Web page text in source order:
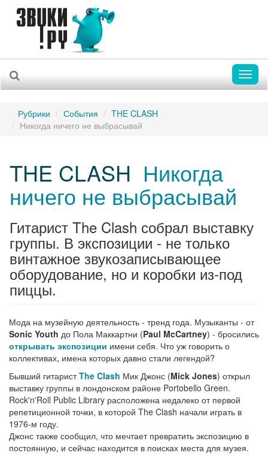
Рубрики События
THE CLASH
Никогда ничего не выбрасывай
THE CLASH Никогда
ничего не выбрасывай
Гитарист The Clash собрал выставку
группы. В экспозиции - не только
винтажное звукозаписывающее
оборудование, но и коробки из-под
пиццы.
Мода на музейную деятельность - тренд года. Музыканты - от
Sonic Youth до Пола Маккартни (Paul McCartney) - бросились
открывать экспозиции имени себя. Что уж говорить о
коллективах, имена которых давно стали легендой?
Бывший гитаристThe Clash Мик Джонс (Mick Jones) открыл
выставку группы в лондонском районе Portobello Green.
Rock'n'Roll Public Library расположена недалеко от первой
репетиционной точки, в которой The Clash начали играть в
1976-м году.
Джонс также сообщил, что мечтает превратить экспозицию в
постоянную, и сейчас находится в поисках места для музея.